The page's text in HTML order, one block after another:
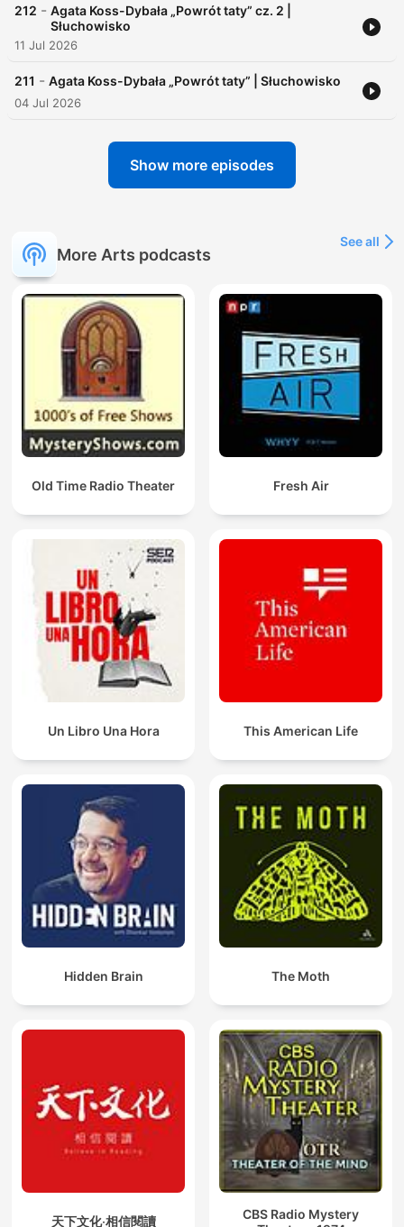
212 - Agata Koss-Dybała „Powrót taty” cz. 2 |
Słuchowisko
11 Jul 2026
211 - Agata Koss-Dybała „Powrót taty” | Słuchowisko
04 Jul 2026
Show more episodes
More Arts podcasts
See all
Old Time Radio Theater Fresh Air
Un Libro Una Hora This American Life
Hidden Brain The Moth
天下文化‧相信閱讀
CBS Radio Mystery